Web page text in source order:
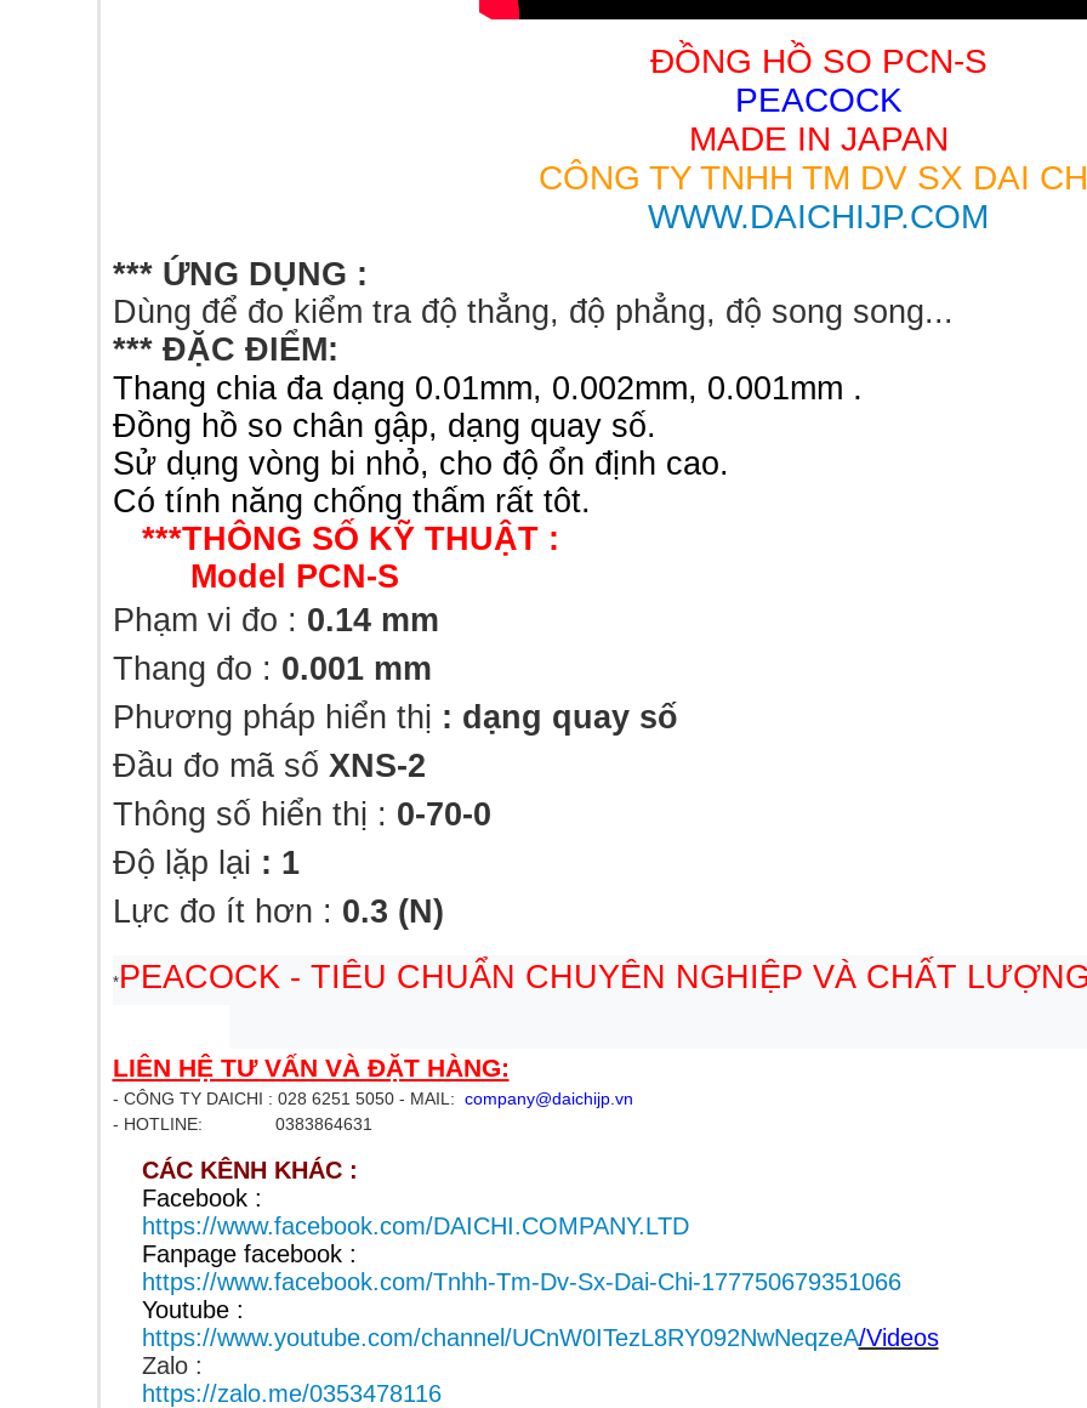
ĐỒNG HỒ SO PCN-S
PEACOCK
MADE IN JAPAN
CÔNG TY TNHH TM DV SX DAI
WWW.DAICHIJP.COM
*** ỨNG DỤNG :
Dùng để đo kiểm tra độ thẳng, độ phẳng, độ song song...
*** ĐẶC ĐIỂM:
Thang chia đa dạng 0.01mm, 0.002mm, 0.001mm .
Đồng hồ so chân gập, dạng quay số.
Sử dụng vòng bi nhỏ, cho độ ổn định cao.
Có tính năng chống thấm rất tôt.
***THÔNG SỐ KỸ THUẬT :
Model PCN-S
Phạm vi đo : 0.14 mm
Thang đo : 0.001 mm
Phương pháp hiển thị : dạng quay số
Đầu đo mã số XNS-2
Thông số hiển thị : 0-70-0
Độ lặp lại : 1
Lực đo ít hơn : 0.3 (N)
*PEACOCK- TIÊU CHUẨN CHUYÊN NGHIỆP VÀ CHẤT
LIÊN HỆ TƯ VẤN VÀ ĐẶT HÀNG:
- CÔNG TY DAICHI : 028 6251 5050 - MAIL: company@daichijp.vn
- HOTLINE: 0383864631
CÁC KÊNH KHÁC :
Facebook :
https://www.facebook.com/DAICHI.COMPANY.LTD
Fanpage facebook :
https://www.facebook.com/Tnhh-Tm-Dv-Sx-Dai-Chi-177750679351066
Youtube :
https://www.youtube.com/channel/UCnW0ITezL8RY092NwNeqzeA/Videos
Zalo :
https://zalo.me/0353478116